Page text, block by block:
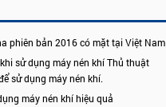
phiên bản 2016 có mặt tại Việt Nam
sử dụng máy nén khí Thủ thuật
sử dụng máy nén khí.
máy nén khí hiệu quả